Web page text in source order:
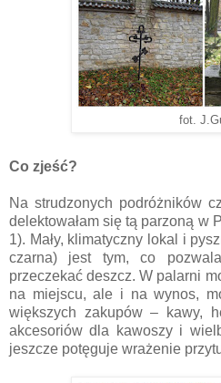
fot.
Co zjeść?
Na strudzonych podróżników
delektowałam się tą parzoną w
1). Mały, klimatyczny lokal i
czarna) jest tym, co
przeczekać deszcz. W palarni
na miejscu, ale i na wynos,
większych zakupów – kawy,
akcesoriów dla kawoszy i
jeszcze potęguje wrażenie